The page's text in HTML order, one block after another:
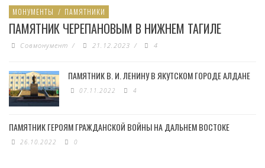
МОНУМЕНТЫ / ПАМЯТНИКИ
ПАМЯТНИК ЧЕРЕПАНОВЫМ В НИЖНЕМ ТАГИЛЕ
Совмонумент / 21.12.2023 / 4
ПАМЯТНИК В. И. ЛЕНИНУ В ЯКУТСКОМ ГОРОДЕ АЛДАНЕ
07.11.2022 4
ПАМЯТНИК ГЕРОЯМ ГРАЖДАНСКОЙ ВОЙНЫ НА ДАЛЬНЕМ ВОСТОКЕ
26.10.2022 0